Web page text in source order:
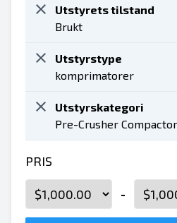
Utstyrets tilstand
Brukt
Utstyrstype
komprimatorer
Utstyrskategori
Pre-Crusher
PRIS
-